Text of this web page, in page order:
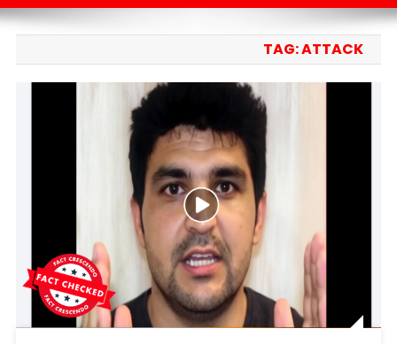
TAG:ATTACK